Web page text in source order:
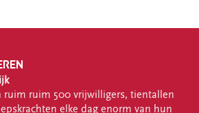
ruim ruim 500 vrijwilligers, tientallen
elke dag enorm van hun